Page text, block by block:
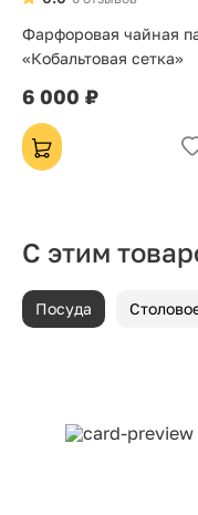
Фарфоровая чайная
«Кобальтовая сетка»
6 000 ₽
С этим
Посуда